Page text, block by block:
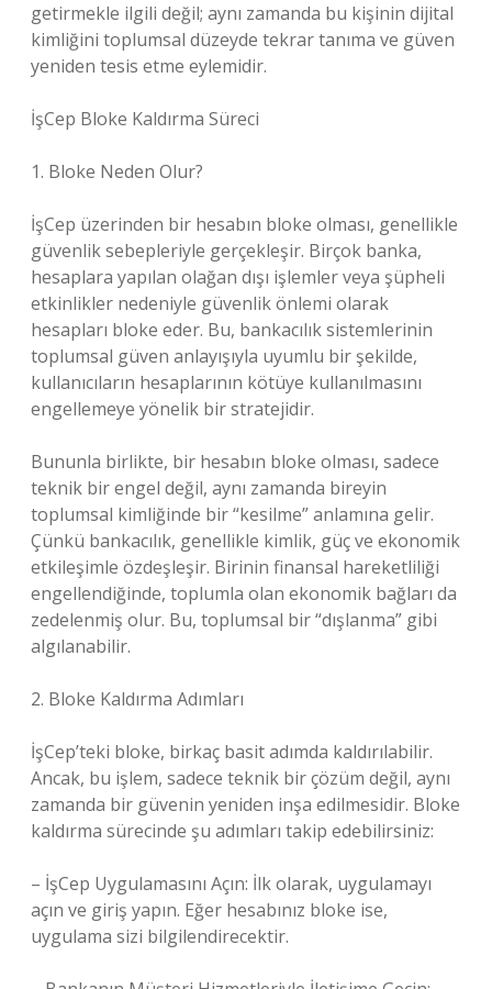
getirmekle ilgili değil; aynı zamanda bu kişinin dijital
kimliğini toplumsal düzeyde tekrar tanıma ve güven
yeniden tesis etme eylemidir.
İşCep Bloke Kaldırma Süreci
1. Bloke Neden Olur?
İşCep üzerinden bir hesabın bloke olması, genellikle
güvenlik sebepleriyle gerçekleşir. Birçok banka,
hesaplara yapılan olağan dışı işlemler veya şüpheli
etkinlikler nedeniyle güvenlik önlemi olarak
hesapları bloke eder. Bu, bankacılık sistemlerinin
toplumsal güven anlayışıyla uyumlu bir şekilde,
kullanıcıların hesaplarının kötüye kullanılmasını
engellemeye yönelik bir stratejidir.
Bununla birlikte, bir hesabın bloke olması, sadece
teknik bir engel değil, aynı zamanda bireyin
toplumsal kimliğinde bir “kesilme” anlamına gelir.
Çünkü bankacılık, genellikle kimlik, güç ve ekonomik
etkileşimle özdeşleşir. Birinin finansal hareketliliği
engellendiğinde, toplumla olan ekonomik bağları da
zedelenmiş olur. Bu, toplumsal bir “dışlanma” gibi
algılanabilir.
2. Bloke Kaldırma Adımları
İşCep’teki bloke, birkaç basit adımda kaldırılabilir.
Ancak, bu işlem, sadece teknik bir çözüm değil, aynı
zamanda bir güvenin yeniden inşa edilmesidir. Bloke
kaldırma sürecinde şu adımları takip edebilirsiniz:
– İşCep Uygulamasını Açın: İlk olarak, uygulamayı
açın ve giriş yapın. Eğer hesabınız bloke ise,
uygulama sizi bilgilendirecektir.